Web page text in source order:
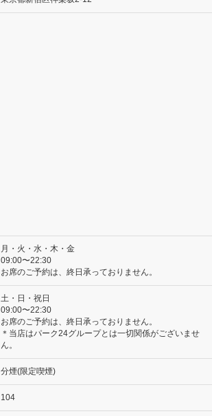
月・火・水・木・金
09:00〜22:30
お席のご予約は、終日承っておりません。
土・日・祝日
09:00〜22:30
お席のご予約は、終日承っておりません。
＊当店はパーク24グループとは一切関係がございませ
ん。
分煙(限定喫煙)
104